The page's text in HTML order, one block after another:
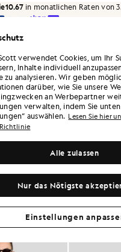
in monatlichen Raten von
Lieferung ab einem
und Umtausch.
Sie Ihre Punkte! Sammeln
Kauf Punkte bei „192“.
= 1,00 £
& PFLEGE
sieht der
verwendet Cookies, um Ihr
Inhalte individuell
zu analysieren. Wir geben
darüber, wie Sie unsere
an Werbepartner
verwalten, indem Sie unten
auswählen. Lesen Sie hier
Nur das Nötigste
Alle zulassen
Einstellungen